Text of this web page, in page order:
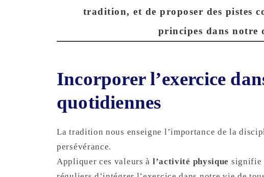
tradition, et de proposer des pistes
principes dans notre
Incorporer l’exercice
quotidiennes
La tradition nous enseigne l’importance de la
persévérance.
Appliquer ces valeurs à l’activité physique signifie